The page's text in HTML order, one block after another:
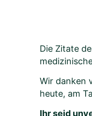
Die Zitate
Wir danken
heute, am
Ihr seid